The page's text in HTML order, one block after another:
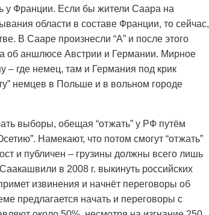
у Франции. Если бы жители Саара на
области в составе Франции, то сейчас,
В Сааре произнесли “А” и после этого
об аншлюсе Австрии и Германии. Мирное
– где немец, там и Германия под крик
немцев в Польше и в вольном городе
выборы, обещая “отжать” у РФ путём
Намекают, что потом смогут “отжать”
и публичен – грузины должны всего лишь
в 2008 г. выкинуть российских
извинения и начнёт переговоры об
предлагается начать и переговоры с